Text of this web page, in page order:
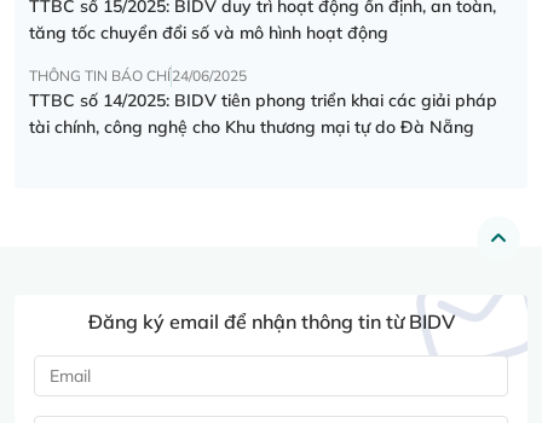
TTBC số 15/2025: BIDV duy trì hoạt động ổn định, an toàn,
tăng tốc chuyển đổi số và mô hình hoạt động
THÔNG TIN BÁO CHÍ24/06/2025
TTBC số 14/2025: BIDV tiên phong triển khai các giải pháp
tài chính, công nghệ cho Khu thương mại tự do Đà Nẵng
Đăng ký email để nhận thông tin từ BIDV